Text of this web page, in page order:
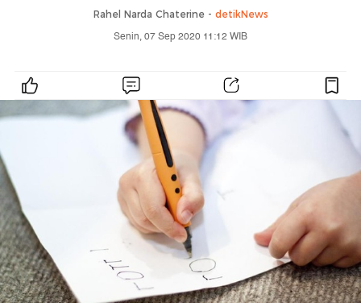
Rahel Narda Chaterine - detikNews
Senin, 07 Sep 2020 11:12 WIB